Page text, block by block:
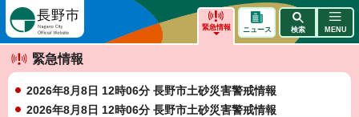
緊急情報
緊急情報
2026年8月8日 12時06分 長野市土砂災害警戒情報
2026年8月8日 12時06分 長野市土砂災害警戒情報
ニュース 検索 MENU